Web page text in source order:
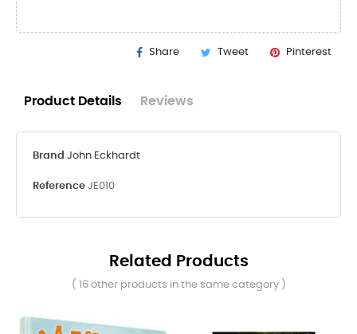
Share Tweet Pinterest
Product Details Reviews
Brand John Eckhardt
Reference JE010
Related Products
( 16 other products in the same category )